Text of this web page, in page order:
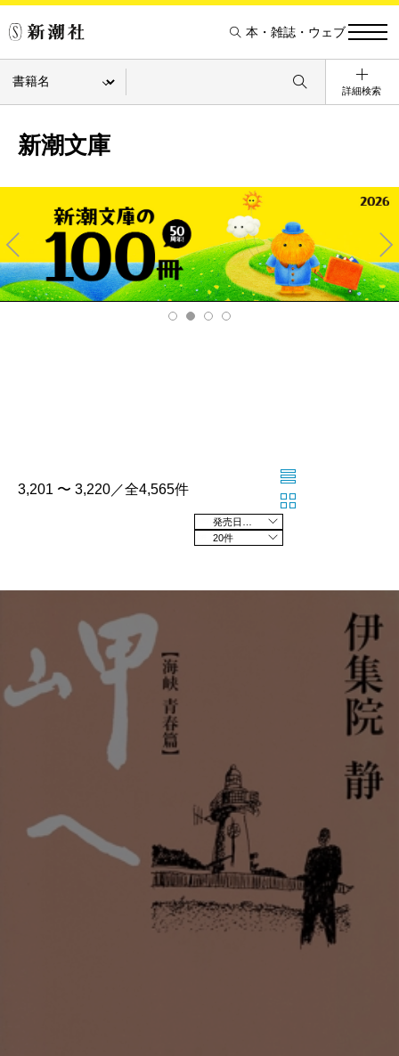
本・雑誌・ウェブ
詳細検索
新潮文庫
Pre
v
Ne
xt
3,201 〜 3,220／全4,565件
20件